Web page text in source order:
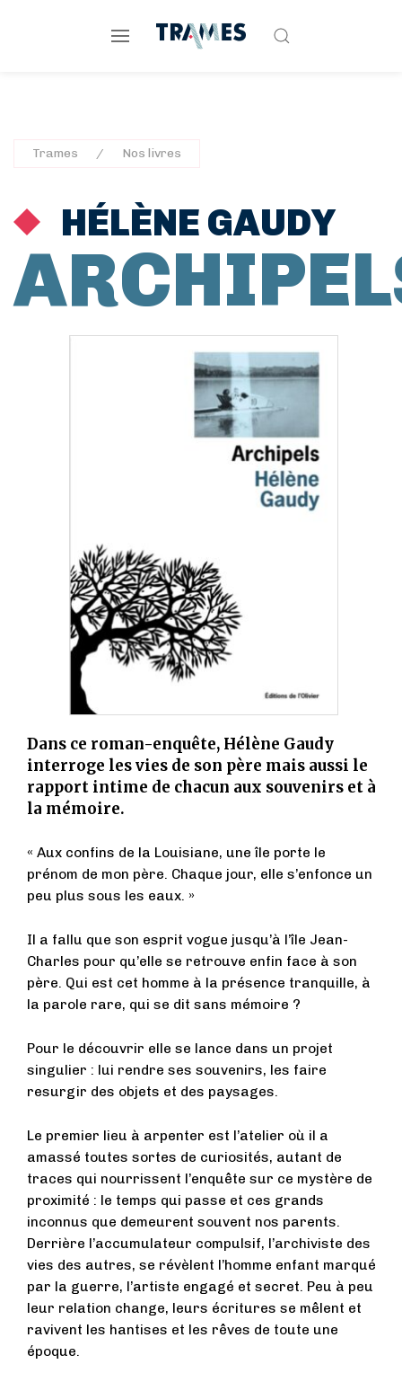
Trames Nos livres
HÉLÈNE GAUDY
Dans ce roman-enquête, Hélène Gaudy
interroge les vies de son père mais aussi le
rapport intime de chacun aux souvenirs et à
la mémoire.
« Aux confins de la Louisiane, une île porte le
prénom de mon père. Chaque jour, elle s’enfonce un
peu plus sous les eaux. »
Il a fallu que son esprit vogue jusqu’à l’île Jean-
Charles pour qu’elle se retrouve enfin face à son
père. Qui est cet homme à la présence tranquille, à
la parole rare, qui se dit sans mémoire ?
Pour le découvrir elle se lance dans un projet
singulier : lui rendre ses souvenirs, les faire
resurgir des objets et des paysages.
Le premier lieu à arpenter est l’atelier où il a
amassé toutes sortes de curiosités, autant de
traces qui nourrissent l’enquête sur ce mystère de
proximité : le temps qui passe et ces grands
inconnus que demeurent souvent nos parents.
Derrière l’accumulateur compulsif, l’archiviste des
vies des autres, se révèlent l’homme enfant marqué
par la guerre, l’artiste engagé et secret. Peu à peu
leur relation change, leurs écritures se mêlent et
ravivent les hantises et les rêves de toute une
époque.